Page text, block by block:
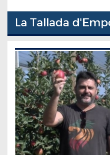
La Tallada